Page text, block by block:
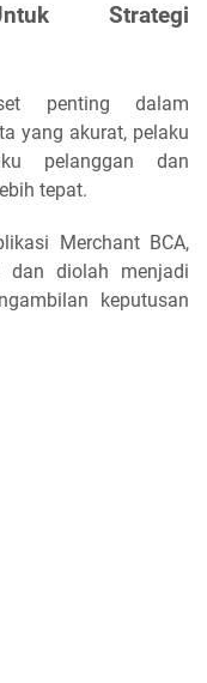
Strategi
penting dalam
yang akurat, pelaku
pelanggan dan
tepat.
Merchant BCA,
dan diolah menjadi
keputusan